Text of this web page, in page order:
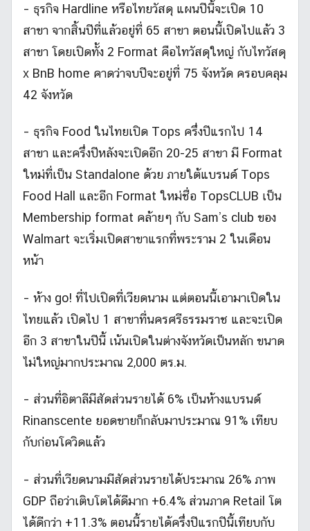
– ธุรกิจ Hardline หรือไทยวัสดุ แผนปีนี้จะเปิด 10
สาขา จากสิ้นปีที่แล้วอยู่ที่ 65 สาขา ตอนนี้เปิดไปแล้ว 3
สาขา โดยเปิดทั้ง 2 Format คือไทวัสดุใหญ่ กับไทวัสดุ
x BnB home คาดว่าจบปีจะอยู่ที่ 75 จังหวัด ครอบคลุม
42 จังหวัด
– ธุรกิจ Food ในไทยเปิด Tops ครึ่งปีแรกไป 14
สาขา และครึ่งปีหลังจะเปิดอีก 20-25 สาขา มี Format
ใหม่ที่เป็น Standalone ด้วย ภายใต้แบรนด์ Tops
Food Hall และอีก Format ใหม่ชื่อ TopsCLUB เป็น
Membership format คล้ายๆ กับ Sam’s club ของ
Walmart จะเริ่มเปิดสาขาแรกที่พระราม 2 ในเดือน
หน้า
– ห้าง go! ที่ไปเปิดที่เวียดนาม แต่ตอนนี้เอามาเปิดใน
ไทยแล้ว เปิดไป 1 สาขาที่นครศรีธรรมราช และจะเปิด
อีก 3 สาขาในปีนี้ เน้นเปิดในต่างจังหวัดเป็นหลัก ขนาด
ไม่ใหญ่มากประมาณ 2,000 ตร.ม.
– ส่วนที่อิตาลีมีสัดส่วนรายได้ 6% เป็นห้างแบรนด์
Rinanscente ยอดขายก็กลับมาประมาณ 91% เทียบ
กับก่อนโควิดแล้ว
– ส่วนที่เวียดนามมีสัดส่วนรายได้ประมาณ 26% ภาพ
GDP ถือว่าเติบโตได้ดีมาก +6.4% ส่วนภาค Retail โต
ได้ดีกว่า +11.3% ตอนนี้รายได้ครึ่งปีแรกปีนี้เทียบกับ